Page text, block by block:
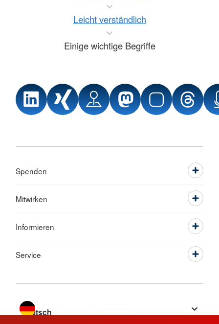
Leicht verständlich
Einige wichtige Begriffe
Spenden
Mitwirken
Informieren
Service
Sprache wechseln zu